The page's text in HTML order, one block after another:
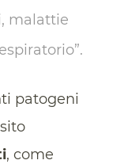
malattie
patogeni
, come